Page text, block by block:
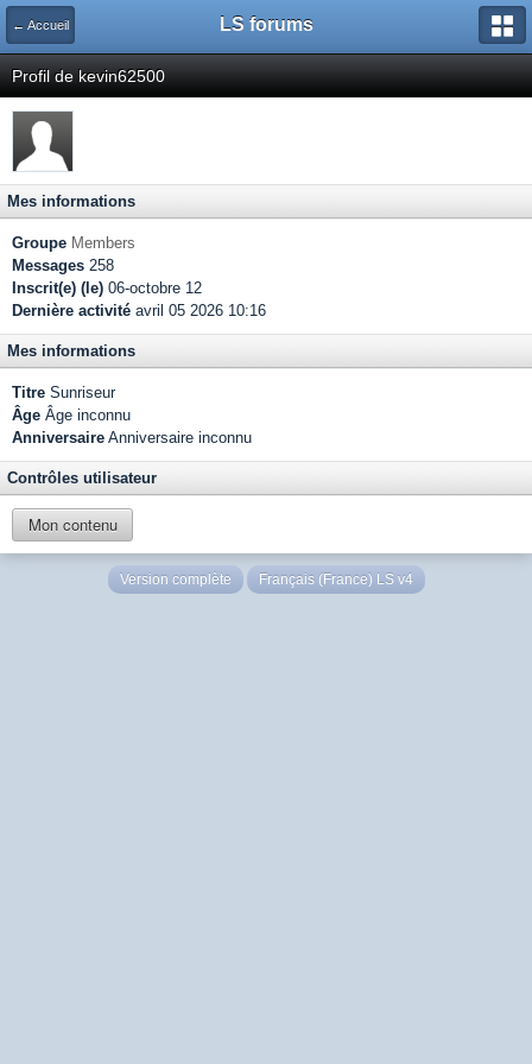
← Accueil LS forums
Profil de kevin62500
Mes informations
Groupe Members
Messages 258
Inscrit(e) (le) 06-octobre 12
Dernière activité avril 05 2026 10:16
Mes informations
Titre Sunriseur
Âge Âge inconnu
Anniversaire Anniversaire inconnu
Contrôles utilisateur
Mon contenu
Version complète Français (France) LS v4